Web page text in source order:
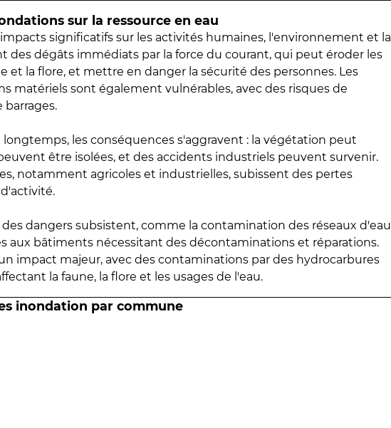
sur la ressource en eau
significatifs sur les activités humaines, l'environnement et la
des dégâts immédiats par la force du courant, qui peut éroder les
et la flore, et mettre en danger la sécurité des personnes. Les
matériels sont également vulnérables, avec des risques de
les conséquences s'aggravent : la végétation peut
être isolées, et des accidents industriels peuvent survenir.
notamment agricoles et industrielles, subissent des pertes
des dangers subsistent, comme la contamination des réseaux d'eau
aux bâtiments nécessitant des décontaminations et réparations.
impact majeur, avec des contaminations par des hydrocarbures
la faune, la flore et les usages de l'eau.
inondation par commune